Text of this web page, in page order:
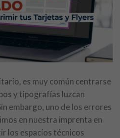
es muy común centrarse
y tipografías luzcan
embargo, uno de los errores
en nuestra imprenta en
los espacios técnicos